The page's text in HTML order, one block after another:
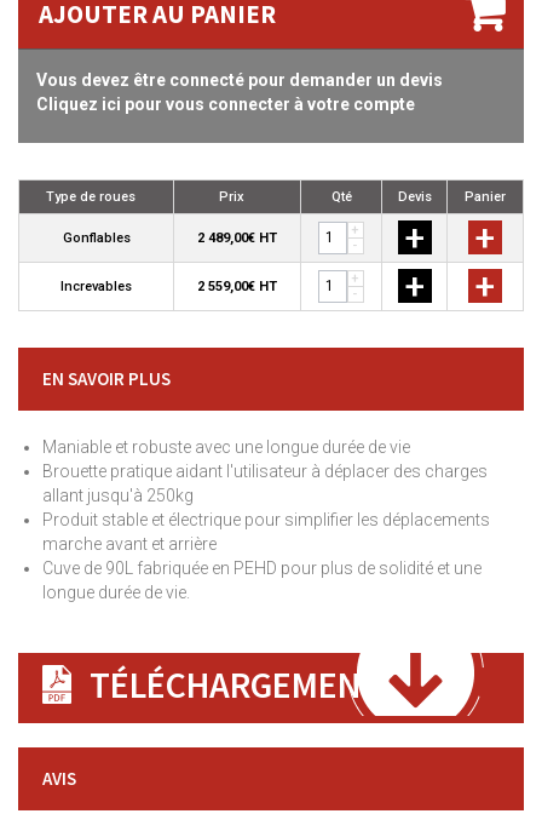
AJOUTER AU PANIER
Vous devez être connecté pour demander un devis
Cliquez ici pour vous connecter à votre compte
Type de roues Prix Qté Devis Panier
Gonflables 2 489,00€ HT
+
-
+ +
Increvables 2 559,00€ HT
+
-
+ +
EN SAVOIR PLUS
Maniable et robuste avec une longue durée de vie
Brouette pratique aidant l'utilisateur à déplacer des charges
allant jusqu'à 250kg
Produit stable et électrique pour simplifier les déplacements
marche avant et arrière
Cuve de 90L fabriquée en PEHD pour plus de solidité et une
longue durée de vie.
TÉLÉCHARGEMENT
AVIS